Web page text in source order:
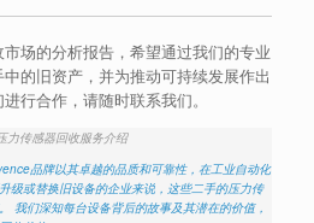
场的分析报告，希望通过我们的专业
的旧资产，并为推动可持续发展作出
行合作，请随时联系我们。
力传感器回收服务介绍
品牌以其卓越的品质和可靠性，在工业自动化
级或替换旧设备的企业来说，这些二手的压力传
我们深知每台设备背后的故事及其潜在的价值，